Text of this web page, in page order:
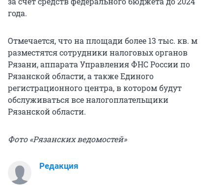
года.
Отмечается, что на площади более 13 тыс. кв. м
разместятся сотрудники налоговых органов
Рязани, аппарата Управления ФНС России по
Рязанской области, а также Единого
регистрационного центра, в котором будут
обслуживаться все налогоплательщики
Рязанской области.
Фото «Рязанских ведомостей»
Редакция